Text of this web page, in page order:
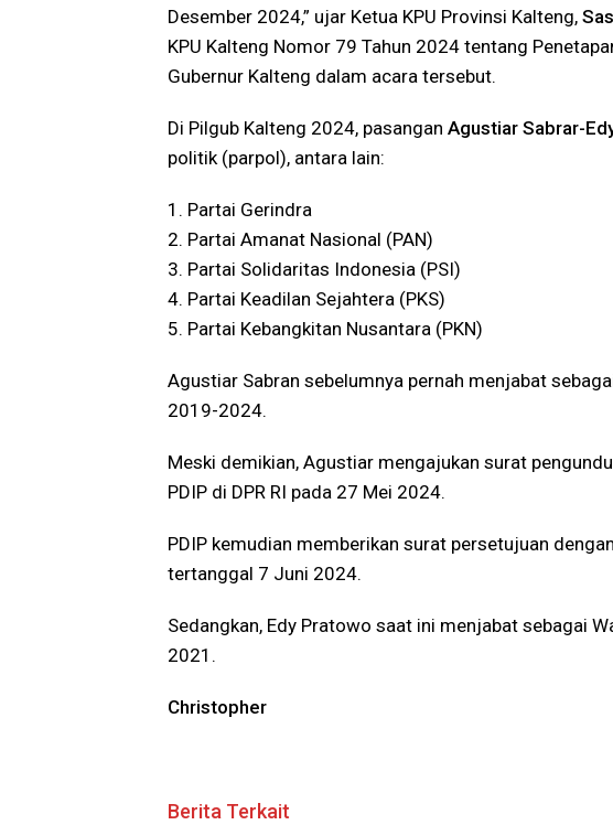
Desember 2024,” ujar Ketua KPU Provinsi Kalteng,
KPU Kalteng Nomor 79 Tahun 2024 tentang
Gubernur Kalteng dalam acara tersebut.
Di Pilgub Kalteng 2024, pasangan Agustiar Sabrar-
politik (parpol), antara lain:
1. Partai Gerindra
2. Partai Amanat Nasional (PAN)
3. Partai Solidaritas Indonesia (PSI)
4. Partai Keadilan Sejahtera (PKS)
5. Partai Kebangkitan Nusantara (PKN)
Agustiar Sabran sebelumnya pernah menjabat
2019-2024.
Meski demikian, Agustiar mengajukan surat
PDIP di DPR RI pada 27 Mei 2024.
PDIP kemudian memberikan surat persetujuan
tertanggal 7 Juni 2024.
Sedangkan, Edy Pratowo saat ini menjabat sebagai
2021.
Christopher
Berita Terkait